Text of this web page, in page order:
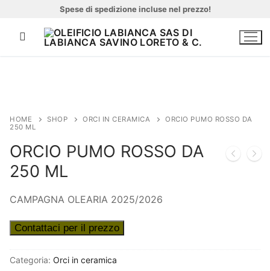
contenuto
Spese di spedizione incluse nel prezzo!
Cerca:
Home
Prodotti
Impianto continuo
HOME SHOP ORCI IN CERAMICA
ORCIO PUMO ROSSO DA
250 ML
ORCIO PUMO ROSSO DA
250 ML
CAMPAGNA OLEARIA 2025/2026
Contattaci per il prezzo
Categoria: Orci in ceramica